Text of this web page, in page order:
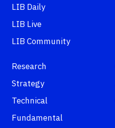
LIB Daily
LIB Live
LIB Community
Research
Strategy
Technical
Fundamental